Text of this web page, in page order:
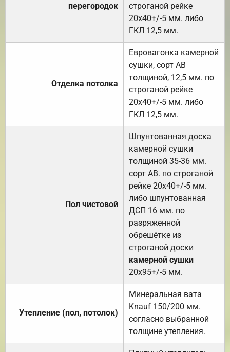
перегородок
строганой рейке
20х40+/-5 мм. либо
ГКЛ 12,5 мм.
Отделка потолка
Евровагонка камерной
сушки, сорт АВ
толщиной, 12,5 мм. по
строганой рейке
20х40+/-5 мм. либо
ГКЛ 12,5 мм.
Пол чистовой
Шпунтованная доска
камерной сушки
толщиной 35-36 мм.
сорт АВ. по строганой
рейке 20х40+/-5 мм.
либо шпунтованная
ДСП 16 мм. по
разряженной
обрешётке из
строганой доски
камерной сушки
20х95+/-5 мм.
Утепление (пол, потолок)
Минеральная вата
Knauf 150/200 мм.
согласно выбранной
толщине утепления.